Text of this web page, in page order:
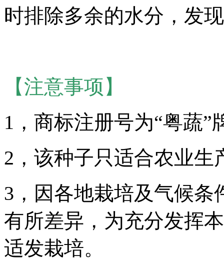
时排除多余的水分，发
【注意事项】
1，商标注册号为“粤蔬”
2，该种子只适合农业
3，因各地栽培及气候
有所差异，为充分发挥
适发栽培。